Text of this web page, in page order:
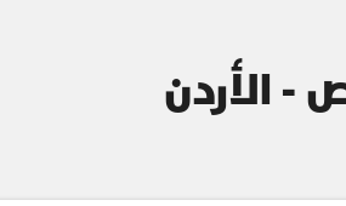
- الأردن